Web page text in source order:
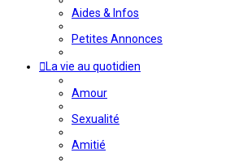
Aides & Infos
Petites Annonces
La vie au quotidien
Amour
Sexualité
Amitié